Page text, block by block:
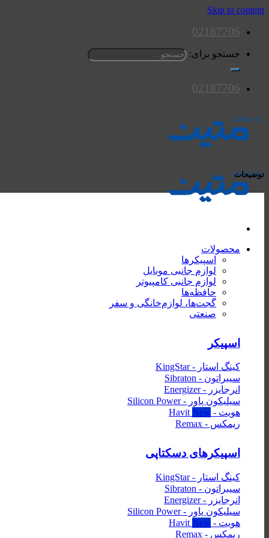
Skip to content
02187706
جستجو برای:
02187706
محصولات
اسپیکرها
لوازم جانبی موبایل
لوازم جانبی کامپیوتر
حافظه‌ها
گجت‌ها، لوازم‌خانگی‌ و سفر
صنعتی
اسپیکر
کینگ استار - KingStar
سیبراتون - Sibraton
انرجایزر - Energizer
سیلیکون پاور - Silicon Power
هویت - Havit
ریمکس - Remax
اسپیکرهای دسکتاپی
کینگ استار - KingStar
سیبراتون - Sibraton
انرجایزر - Energizer
سیلیکون پاور - Silicon Power
هویت - Havit
ریمکس - Remax
توضیحات